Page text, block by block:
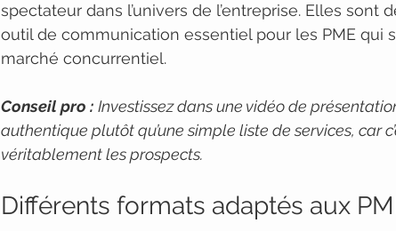
spectateur dans l’univers de l’entreprise. Elles
outil de communication essentiel pour les PME qui
marché concurrentiel.
Conseil pro : Investissez dans une vidéo de
authentique plutôt qu’une simple liste de services, car
véritablement les prospects.
Différents formats adaptés aux